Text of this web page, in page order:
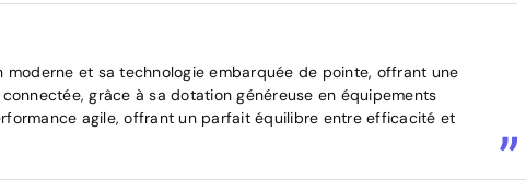
moderne et sa technologie embarquée de pointe, offrant une
grâce à sa dotation généreuse en équipements
agile, offrant un parfait équilibre entre efficacité et